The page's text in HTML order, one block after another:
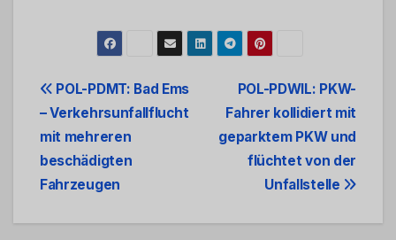
Beitrags-
Navigation
POL-PDWIL: PKW-
Fahrer kollidiert mit
geparktem PKW und
flüchtet von der
Unfallstelle
POL-PDMT: Bad Ems
– Verkehrsunfallflucht
mit mehreren
beschädigten
Fahrzeugen